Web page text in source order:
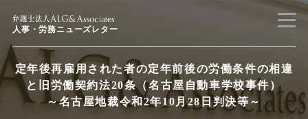
人事・労務ニューズレター
定年後再雇用された者の定年前後の労働条件の相違
と旧労働契約法20条（名古屋自動車学校事件）
～名古屋地裁令和2年10月28日判決等～